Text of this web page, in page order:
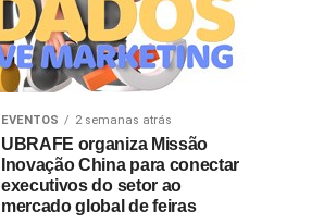
EVENTOS 2 semanas atrás
UBRAFE organiza Missão
Inovação China para conectar
executivos do setor ao
mercado global de feiras